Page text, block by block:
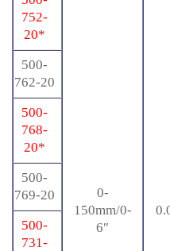
752-
20*
0-
150mm/0-
6″
500-
762-20
500-
768-
20*
500-
769-20
500-
731-